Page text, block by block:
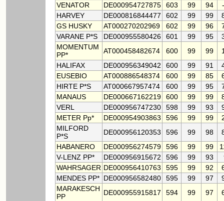
VENATOR
DE000954727875 603 99 94
HARVEY
DE000816844477 602 99 99
GS HUSKY
AT000270202969 602 99 96
VARANE P*S
DE000955580426 601 99 95
MOMENTUM
PP*
AT000458482674 600 99 99
HALIFAX
DE000956349042 600 99 91
EUSEBIO
AT000886548374 600 99 85
HIRTE P*S
AT000667957474 600 99 95
MANAUS
DE000667162219 600 99 99
VERL
DE000956747230 598 99 93
METER Pp*
DE000954903863 596 99 99
MILFORD
P*S
DE000956120353 596 99 98
HABANERO
DE000956274579 596 99 99
V-LENZ PP*
DE000956915672 596 99 93
WAHRSAGER DE000956410763 595 99 92
MENDES PP* DE000956582480 595 99 97
MARAKESCH
PP
DE000955915817 594 99 97